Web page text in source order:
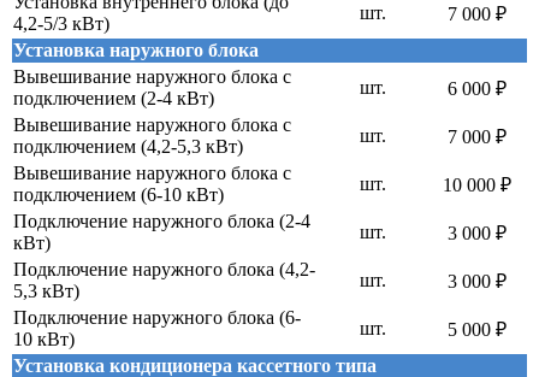
4,2-5/3 кВт)
шт.
7 000 ₽
Установка наружного блока
Вывешивание наружного блока с
подключением (2-4 кВт)
шт.
6 000 ₽
Вывешивание наружного блока с
подключением (4,2-5,3 кВт)
шт.
7 000 ₽
Вывешивание наружного блока с
подключением (6-10 кВт)
шт.
10 000 ₽
Подключение наружного блока (2-4
кВт)
шт.
3 000 ₽
Подключение наружного блока (4,2-
5,3 кВт)
шт.
3 000 ₽
Подключение наружного блока (6-
10 кВт)
шт.
5 000 ₽
Установка кондиционера кассетного типа